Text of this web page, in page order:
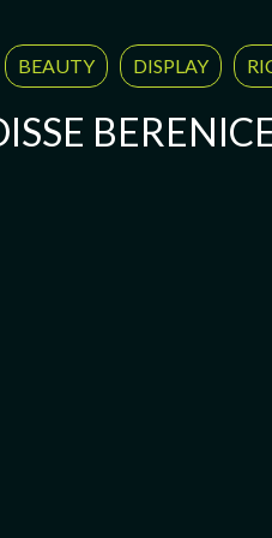
BEAUTY DISPLAY